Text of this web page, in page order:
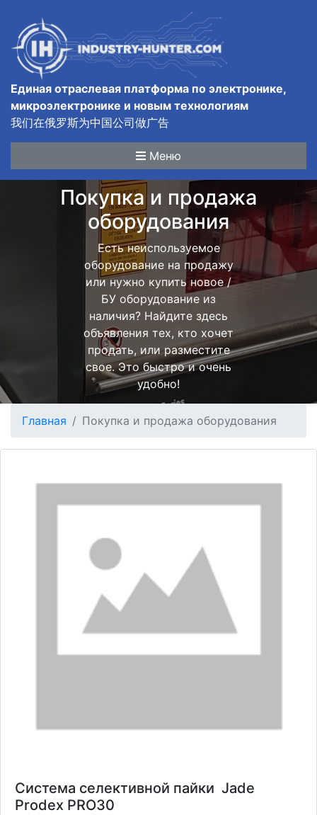
Единая отраслевая платформа по электронике,
микроэлектронике и новым технологиям
我们在俄罗斯为中国公司做广告
Меню
Покупка и продажа
оборудования
Есть неиспользуемое
оборудование на продажу
или нужно купить новое /
БУ оборудование из
наличия? Найдите здесь
объявления тех, кто хочет
продать, или разместите
свое. Это быстро и очень
удобно!
Главная Покупка и продажа оборудования
Система селективной пайки Jade
Prodex PRO30